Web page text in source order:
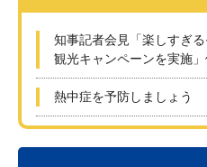
知事記者会見「楽しすぎ
観光キャンペーンを実施
熱中症を予防しましょう